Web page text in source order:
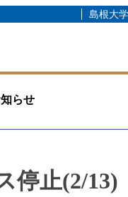
島根大学
らせ
停止(2/13)